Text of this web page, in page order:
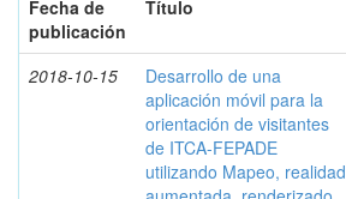
Fecha de
publicación
Título
2018-10-15
Desarrollo de una
aplicación móvil para la
orientación de visitantes
de ITCA-FEPADE
utilizando Mapeo, realidad